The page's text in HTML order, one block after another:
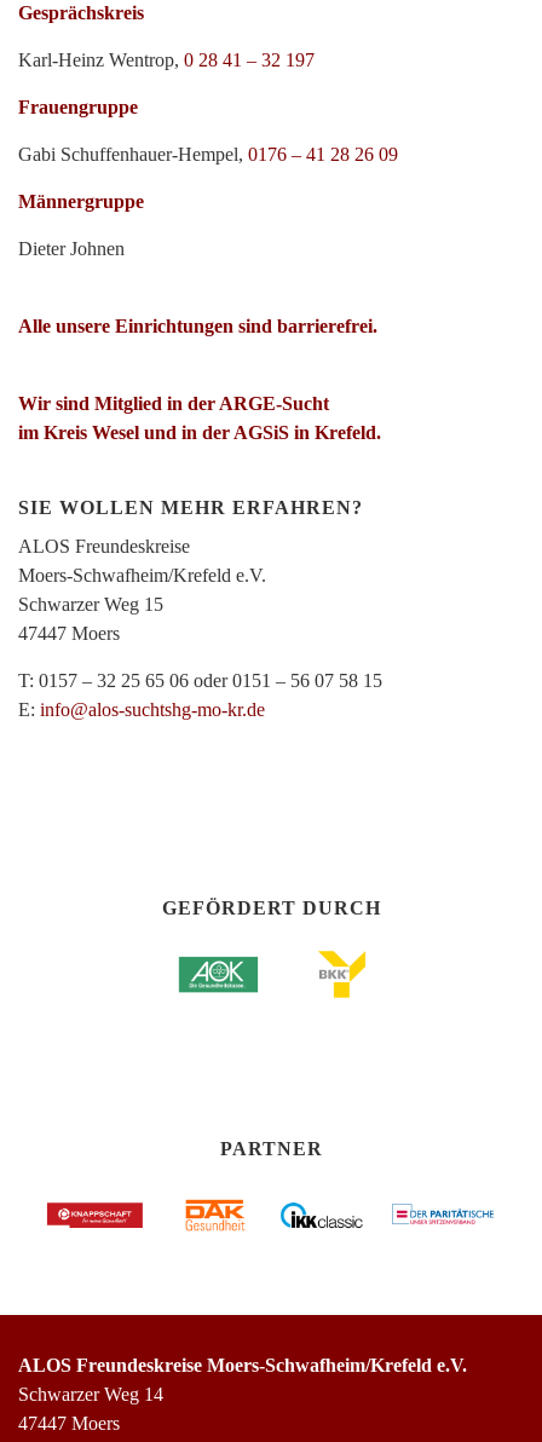
Gesprächskreis
Karl-Heinz Wentrop, 0 28 41 – 32 197
Frauengruppe
Gabi Schuffenhauer-Hempel, 0176 – 41 28 26 09
Männergruppe
Dieter Johnen
Alle unsere Einrichtungen sind barrierefrei.
Wir sind Mitglied in der ARGE-Sucht
im Kreis Wesel und in der AGSiS in Krefeld.
SIE WOLLEN MEHR ERFAHREN?
ALOS Freundeskreise
Moers-Schwafheim/Krefeld e.V.
Schwarzer Weg 15
47447 Moers
T: 0157 – 32 25 65 06 oder 0151 – 56 07 58 15
E: info@alos-suchtshg-mo-kr.de
GEFÖRDERT DURCH
PARTNER
ALOS Freundeskreise Moers-Schwafheim/Krefeld e.V.
Schwarzer Weg 14
47447 Moers